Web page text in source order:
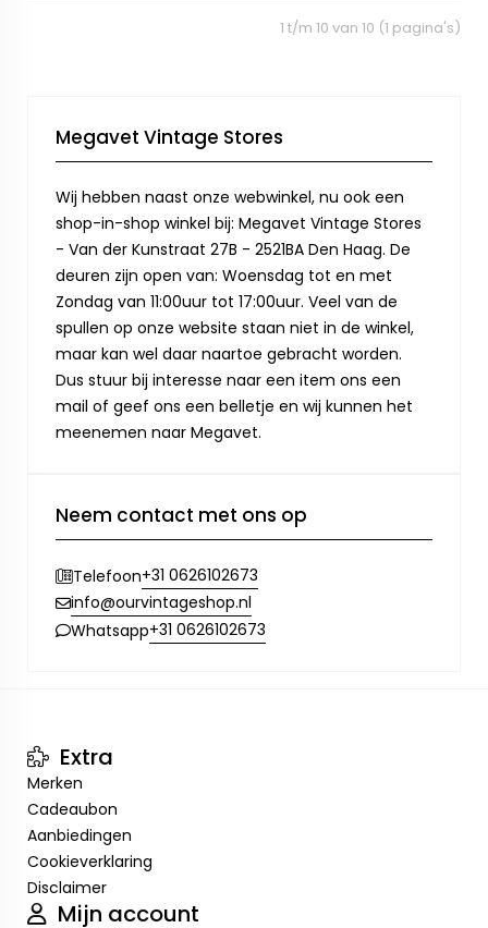
1 t/m 10 van 10 (1 pagina's)
Megavet Vintage Stores
Wij hebben naast onze webwinkel, nu ook een
shop-in-shop winkel bij: Megavet Vintage Stores
- Van der Kunstraat 27B - 2521BA Den Haag. De
deuren zijn open van: Woensdag tot en met
Zondag van 11:00uur tot 17:00uur. Veel van de
spullen op onze website staan niet in de winkel,
maar kan wel daar naartoe gebracht worden.
Dus stuur bij interesse naar een item ons een
mail of geef ons een belletje en wij kunnen het
meenemen naar Megavet.
Neem contact met ons op
Telefoon+31 0626102673
info@ourvintageshop.nl
Whatsapp+31 0626102673
Extra
Merken
Cadeaubon
Aanbiedingen
Cookieverklaring
Disclaimer
Mijn account